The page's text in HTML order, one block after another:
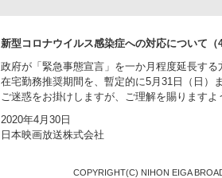
新型コロナウイルス感染症への対応について（4
政府が「緊急事態宣言」を一か月程度延長する
在宅勤務推奨期間を、暫定的に5月31日（日）
ご迷惑をお掛けしますが、ご理解を賜りますよ
2020年4月30日
日本映画放送株式会社
COPYRIGHT(C) NIHON EIGA